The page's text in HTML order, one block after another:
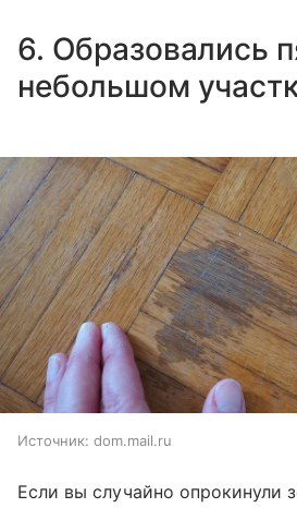
6. Образовались
небольшом
Источник: dom.mail.ru
Если вы случайно опрокинули